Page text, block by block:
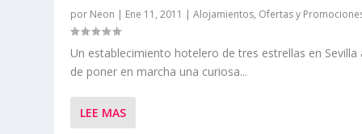
por Neon | Ene 11, 2011 |Alojamientos, Ofertas y
Un establecimiento hotelero de tres estrellas en Sevilla
de poner en marcha una curiosa...
LEE MAS